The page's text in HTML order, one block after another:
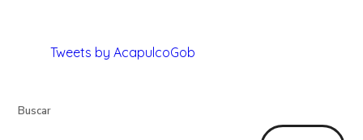
Tweets by AcapulcoGob
Buscar